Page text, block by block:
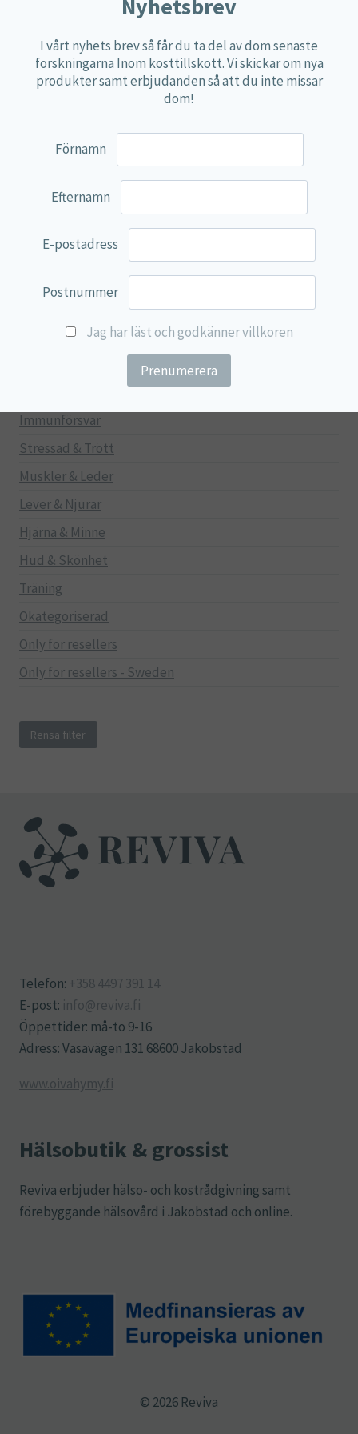
100% Natural
EVP Nutrition
Multi Nutrient
Lamberts
Svenska Örtmedicinska Institutet
Kenkou Selfcare
Immunförsvar
Stressad & Trött
Muskler & Leder
Lever & Njurar
Hjärna & Minne
Hud & Skönhet
Träning
Okategoriserad
Only for resellers
Only for resellers - Sweden
Rensa filter
Telefon: +358 4497 391 14
E-post: info@reviva.fi
Öppettider: må-to 9-16
Adress: Vasavägen 131 68600 Jakobstad
www.oivahymy.fi
Hälsobutik & grossist
Reviva erbjuder hälso- och kostrådgivning samt
förebyggande hälsovård i Jakobstad och online.
© 2026 Reviva
Nyhetsbrev
I vårt nyhets brev så får du ta del av dom senaste
forskningarna Inom kosttillskott. Vi skickar om nya
produkter samt erbjudanden så att du inte missar
dom!
Förnamn
Efternamn
E-postadress
Postnummer
Jag har läst och godkänner villkoren